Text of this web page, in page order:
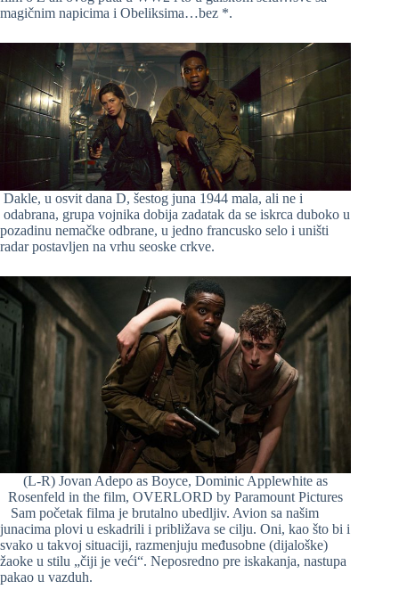
magičnim napicima i Obeliksima…bez *.
Dakle, u osvit dana D, šestog juna 1944 mala, ali ne i
odabrana, grupa vojnika dobija zadatak da se iskrca duboko u
pozadinu nemačke odbrane, u jedno francusko selo i uništi
radar postavljen na vrhu seoske crkve.
(L-R) Jovan Adepo as Boyce, Dominic Applewhite as
Rosenfeld in the film, OVERLORD by Paramount Pictures
Sam početak filma je brutalno ubedljiv. Avion sa našim
junacima plovi u eskadrili i približava se cilju. Oni, kao što bi i
svako u takvoj situaciji, razmenjuju međusobne (dijaloške)
žaoke u stilu „čiji je veći“. Neposredno pre iskakanja, nastupa
pakao u vazduh.